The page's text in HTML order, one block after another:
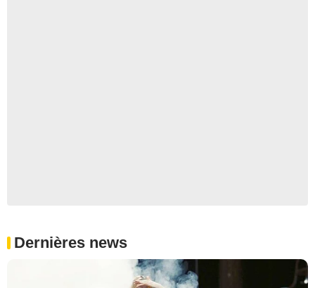
Dernières news